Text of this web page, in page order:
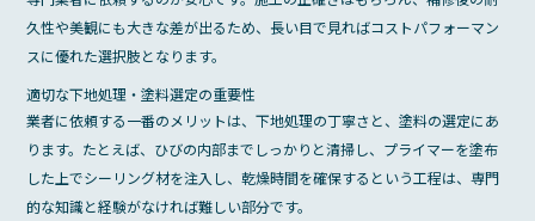
久性や美観にも大きな差が出るため、長い目で見ればコストパフォーマン
スに優れた選択肢となります。
適切な下地処理・塗料選定の重要性
業者に依頼する一番のメリットは、下地処理の丁寧さと、塗料の選定にあ
ります。たとえば、ひびの内部までしっかりと清掃し、プライマーを塗布
した上でシーリング材を注入し、乾燥時間を確保するという工程は、専門
的な知識と経験がなければ難しい部分です。